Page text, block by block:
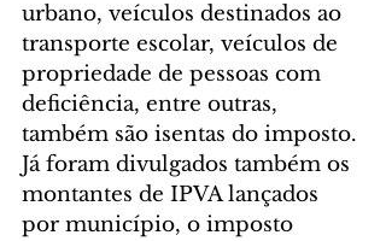
urbano, veículos destinados ao
transporte escolar, veículos de
propriedade de pessoas com
deficiência, entre outras,
também são isentas do imposto.
Já foram divulgados também os
montantes de IPVA lançados
por município, o imposto